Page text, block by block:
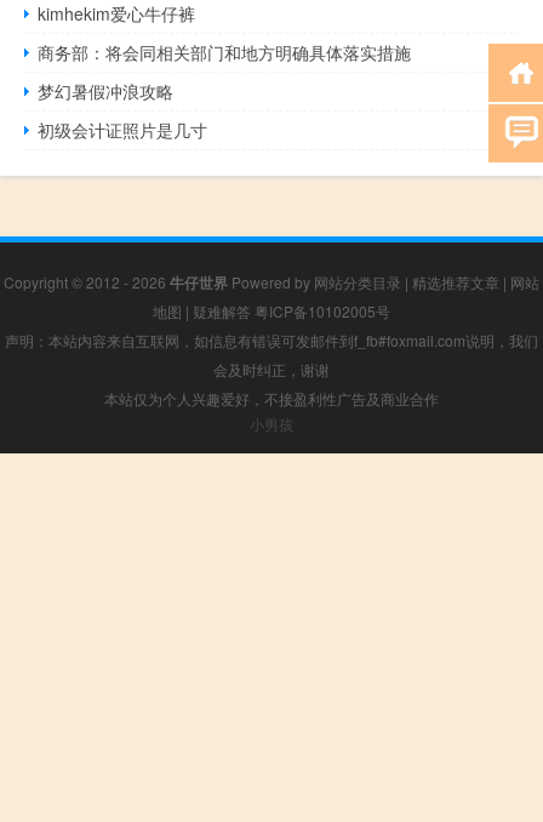
kimhekim爱心牛仔裤
商务部：将会同相关部门和地方明确具体落实措施
梦幻暑假冲浪攻略
初级会计证照片是几寸
Copyright © 2012 - 2026 牛仔世界 Powered by 网站分类目录 | 精选推荐文章 | 网站
地图 | 疑难解答 粤ICP备10102005号
声明：本站内容来自互联网，如信息有错误可发邮件到f_fb#foxmail.com说明，我们
会及时纠正，谢谢
本站仅为个人兴趣爱好，不接盈利性广告及商业合作
小男孩